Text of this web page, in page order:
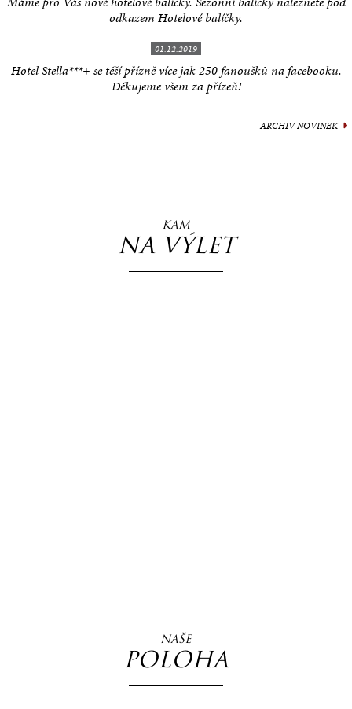
odkazem Hotelové balíčky.
01.12.2019
Hotel Stella***+ se těší přízně více jak 250 fanoušků na facebooku.
Děkujeme všem za přízeň!
ARCHIV NOVINEK
KAM
NA VÝLET
NAŠE
POLOHA